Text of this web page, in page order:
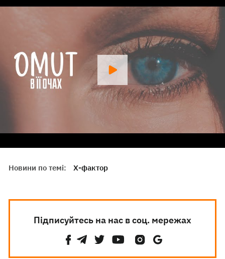
Новини по темі: Х-фактор
Підписуйтесь на нас в соц. мережах